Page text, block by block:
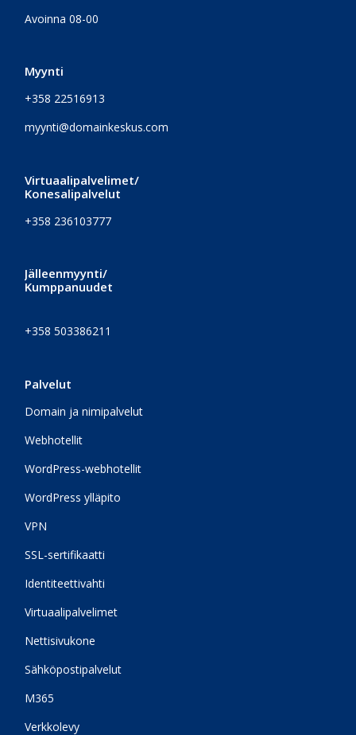
Avoinna 08-00
Myynti
+358 22516913
myynti@domainkeskus.com
Virtuaalipalvelimet/
Konesalipalvelut
+358 236103777
Jälleenmyynti/
Kumppanuudet
+358 503386211
Palvelut
Domain ja nimipalvelut
Webhotellit
WordPress-webhotellit
WordPress ylläpito
VPN
SSL-sertifikaatti
Identiteettivahti
Virtuaalipalvelimet
Nettisivukone
Sähköpostipalvelut
M365
Verkkolevy